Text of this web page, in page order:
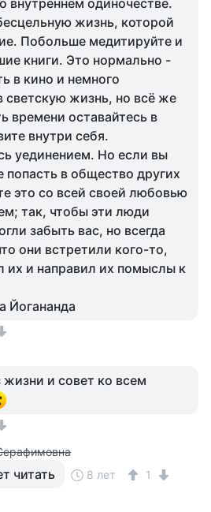
внутреннем одиночестве.
жизнь, которой
Побольше медитируйте и
книги. Это нормально -
в кино и немного
светскую жизнь, но всё же
времени оставайтесь в
внутри себя.
уединением. Но если вы
попасть в общество других
это со всей своей любовью
так, чтобы эти люди
забыть вас, но всегда
они встретили кого-то,
их и направил их помыслы к
Йогананда
и совет ко всем
читать 8 лет 1